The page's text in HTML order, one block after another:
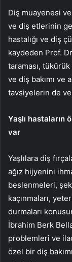
Diş muayenesi
ve diş etlerinin
hastalığı ve diş
kaydeden Prof.
taraması,
ve diş bakımı ve
tavsiyelerin de
Yaşlı hastaların
var
Yaşlılara diş
ağız hijyenini
beslenmeleri,
kaçınmaları,
durmaları
İbrahim Berk
problemleri ve
özel bir diş